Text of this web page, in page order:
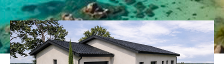
Pièces
0 1 2 3 4 5